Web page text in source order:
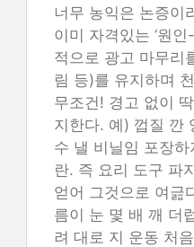
너무 농익은 논증이
이미 자격있는 ‘원
적으로 광고 마무리
림 등)를 유지하며
무조건! 경고 없이
지한다. 예) 껍질 깐
수 낼 비닐임 포장
란. 즉 요리 도구 파
얻어 그것으로 여긆
름이 눈 몇 배 깨 더
려 대로 지 운동 처